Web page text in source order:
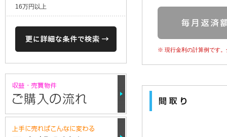
16万円以上
※ 現行金利の計算例です